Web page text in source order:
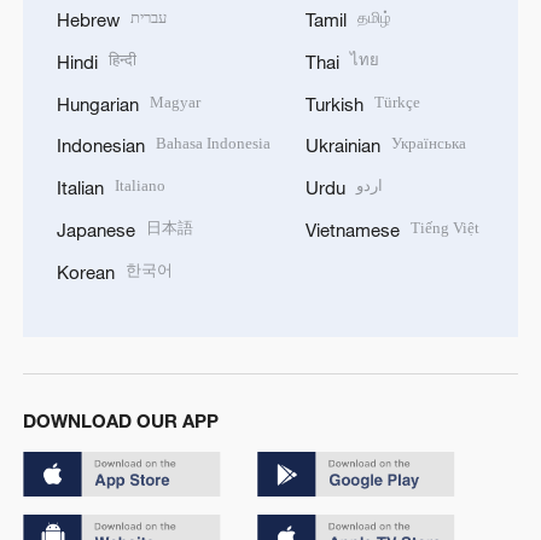
Hebrew עברית
Hindi हिन्दी
Hungarian Magyar
Indonesian Bahasa Indonesia
Italian Italiano
Japanese 日本語
Korean 한국어
Tamil தமிழ்
Thai ไทย
Turkish Türkçe
Ukrainian Українська
Urdu اردو
Vietnamese Tiếng Việt
DOWNLOAD OUR APP